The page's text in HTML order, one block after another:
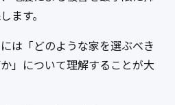
ます。
は「どのような家を選ぶべき
」について理解することが大